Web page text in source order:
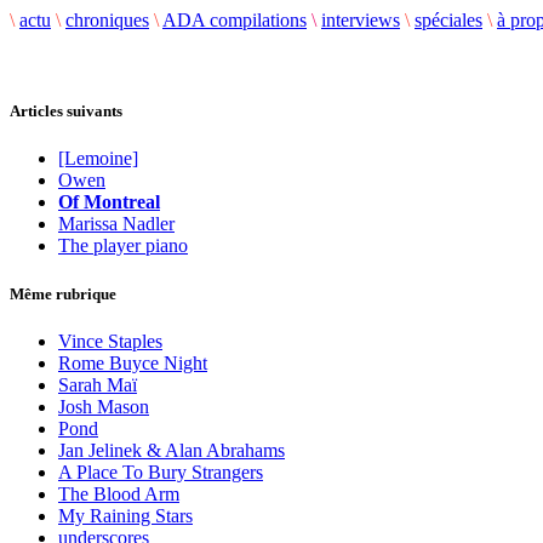
\ actu \ chroniques \ ADA compilations \ interviews \ spéciales \ à
Articles suivants
[Lemoine]
Owen
Of Montreal
Marissa Nadler
The player piano
Même rubrique
Vince Staples
Rome Buyce Night
Sarah Maï
Josh Mason
Pond
Jan Jelinek & Alan Abrahams
A Place To Bury Strangers
The Blood Arm
My Raining Stars
underscores